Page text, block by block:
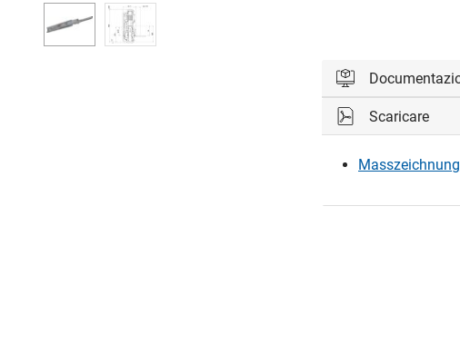
Accedi per
Scaricare